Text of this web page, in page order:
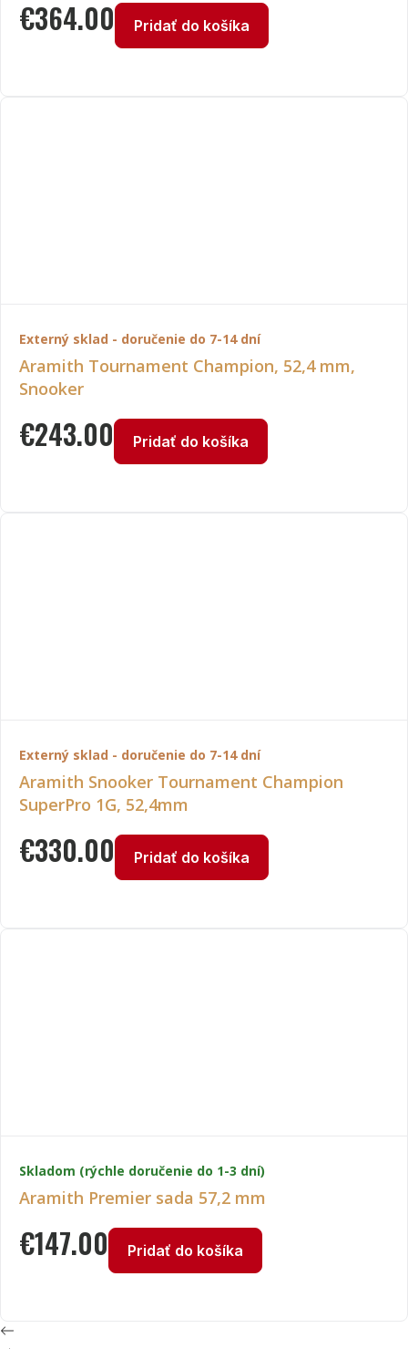
€364.00 Pridať do košíka
Externý sklad - doručenie do 7-14 dní
Aramith Tournament Champion, 52,4 mm,
Snooker
€243.00 Pridať do košíka
Externý sklad - doručenie do 7-14 dní
Aramith Snooker Tournament Champion
SuperPro 1G, 52,4mm
€330.00 Pridať do košíka
Skladom (rýchle doručenie do 1-3 dní)
Aramith Premier sada 57,2 mm
€147.00 Pridať do košíka